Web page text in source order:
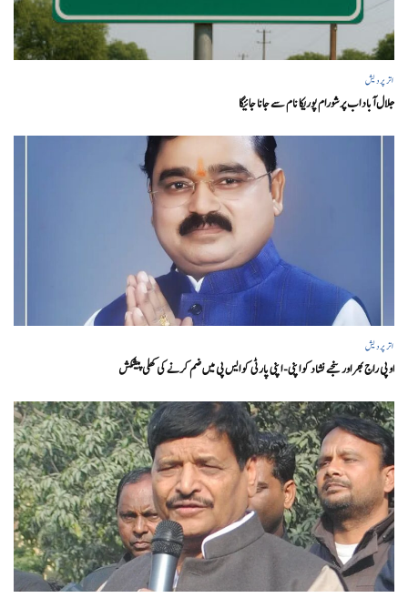
اتر پردیش
جلال آباد اب پرشورام پوریکا نام سے جانا جائیگا
اتر پردیش
او پی راج بھر اور سنجے نشاد کو اپنی- اپنی پارٹی کو ایس پی میں ضم کرنے کی کھلی پیشکش